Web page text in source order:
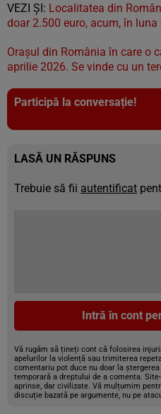
VEZI ȘI: Localitatea din
doar 2.500 euro, acum, în
Orașul din România în care o
aprilie 2026. Se vinde cu un
Participă la conversație!
LASĂ UN RĂSPUNS
Trebuie să fii autentificat
Intră în cont
Vă rugăm să țineți cont că folosirea
apelurilor la violență sau trimiterea
comentariu pot duce nu doar la
temporară a dreptului de a comenta.
aprinse, dar civilizate. Vă mulțumim
discuție bazată pe argumente, nu pe